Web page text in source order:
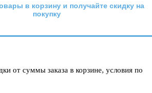
в корзину и получайте скидку на
покупку
от суммы заказа в корзине, условия по